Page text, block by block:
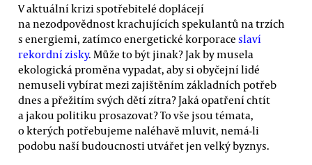
V aktuální krizi spotřebitelé doplácejí
na nezodpovědnost krachujících spekulantů na trzích
s energiemi, zatímco energetické korporace slaví
rekordní zisky. Může to být jinak? Jak by musela
ekologická proměna vypadat, aby si obyčejní lidé
nemuseli vybírat mezi zajištěním základních potřeb
dnes a přežitím svých dětí zítra? Jaká opatření chtít
a jakou politiku prosazovat? To vše jsou témata,
o kterých potřebujeme naléhavě mluvit, nemá-li
podobu naší budoucnosti utvářet jen velký byznys.